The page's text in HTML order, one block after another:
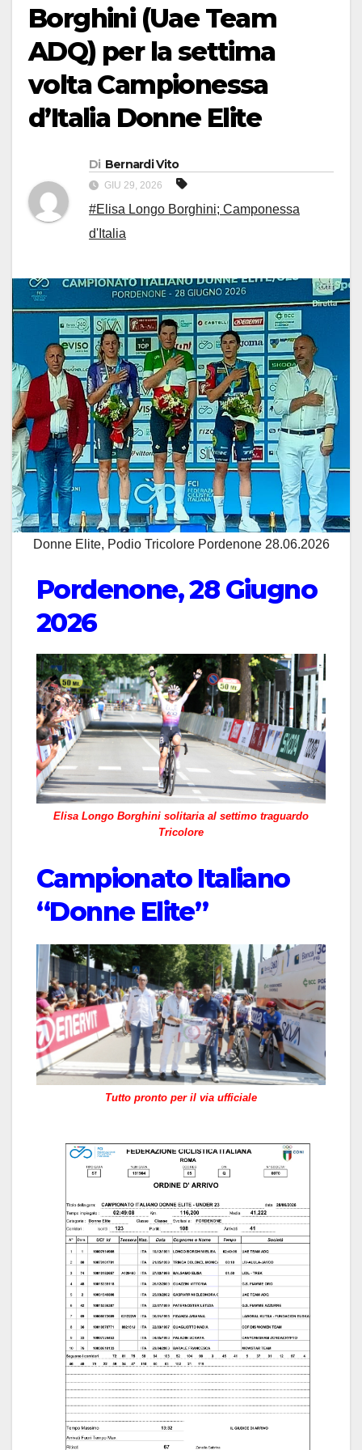
Borghini (Uae Team
ADQ) per la settima
volta Campionessa
d’Italia Donne Elite
Di Bernardi Vito
GIU 29, 2026
#Elisa Longo Borghini; Camponessa
d'Italia
Donne Elite, Podio Tricolore Pordenone 28.06.2026
Pordenone, 28 Giugno
2026
Elisa Longo Borghini solitaria al settimo traguardo
Tricolore
Campionato Italiano
“Donne Elite”
Tutto pronto per il via ufficiale